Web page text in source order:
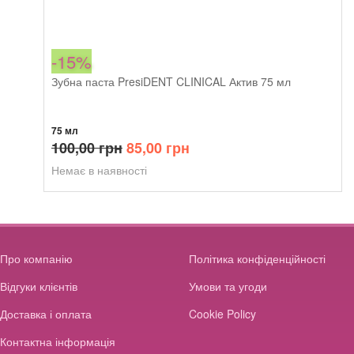
-15%
Зубна паста PresiDENT CLINICAL Актив 75 мл
75 мл
100,00грнОригінальна
ціна:
85,00 грн
Немає в наявності
Про компанію
Відгуки клієнтів
Доставка і оплата
Контактна інформація
Політика конфіденційності
Умови та угоди
Cookie Policy